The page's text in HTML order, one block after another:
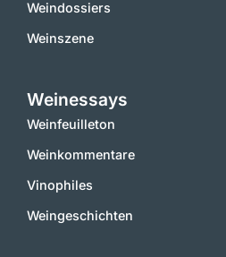
Weindossiers
Weinszene
Weinessays
Weinfeuilleton
Weinkommentare
Vinophiles
Weingeschichten